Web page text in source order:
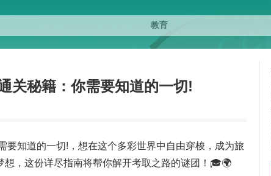
关秘籍：你需要知道的一切!
要知道的一切!，想在这个多彩世界中自由穿梭，成为旅
，这份详尽指南将帮你解开考取之路的谜团！🎓🌍